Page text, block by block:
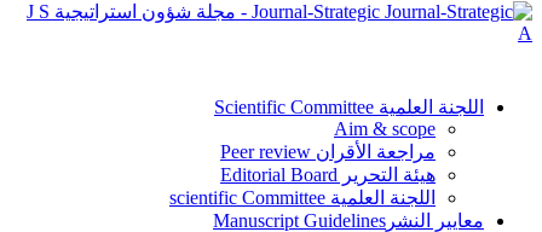
Journal-Strategic - مجلة شؤون استراتيجية J S
A
اللجنة العلمية Scientific Committee
Aim & scope
مراجعة الأقران Peer review
هيئة التحرير Editorial Board
اللجنة العلمية scientific Committee
معايير النشرManuscript Guidelines